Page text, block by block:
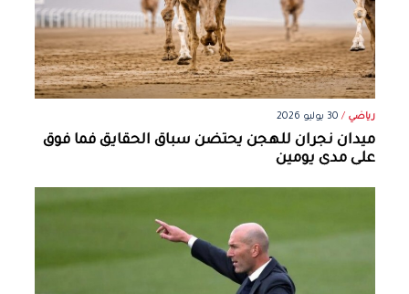
رياضي / 30 يوليو 2026
ميدان نجران للهجن يحتضن سباق الحقايق فما فوق
على مدى يومين